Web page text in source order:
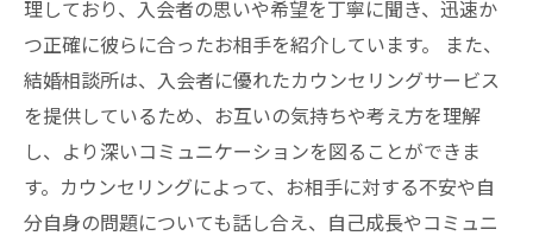
理しており、入会者の思いや希望を丁寧に聞き、迅速か
つ正確に彼らに合ったお相手を紹介しています。 また、
結婚相談所は、入会者に優れたカウンセリングサービス
を提供しているため、お互いの気持ちや考え方を理解
し、より深いコミュニケーションを図ることができま
す。カウンセリングによって、お相手に対する不安や自
分自身の問題についても話し合え、自己成長やコミュニ